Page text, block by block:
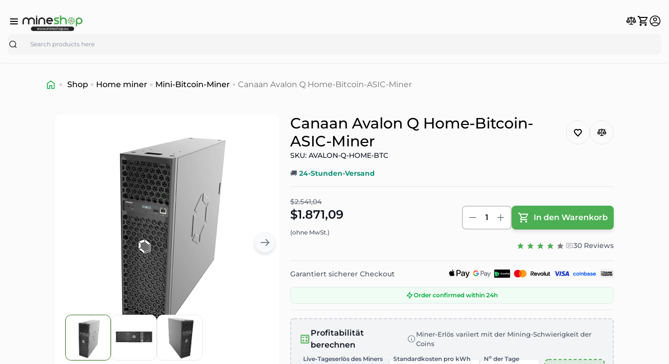
Search
Shop Home miner Mini-Bitcoin-Miner Canaan Avalon Q Home-Bitcoin-ASIC-Miner
Canaan Avalon Q Home-Bitcoin-
ASIC-Miner
SKU: AVALON-Q-HOME-BTC
🚚 24-Stunden-Versand
$2.541,04
$1.871,09
(ohne MwSt.)
1 In den Warenkorb
30 Reviews
Garantiert sicherer Checkout
Order confirmed within 24h
Profitabilität
berechnen
Miner-Erlös variiert mit der Mining-Schwierigkeit der
Coins
Live-Tageserlös des Miners Standardkosten pro kWh Noder Tage